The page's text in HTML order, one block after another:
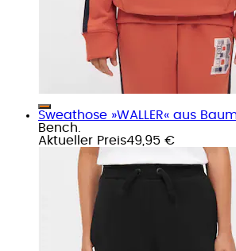
Sweathose »WALLER« aus
Bench.
Aktueller Preis49,95 €